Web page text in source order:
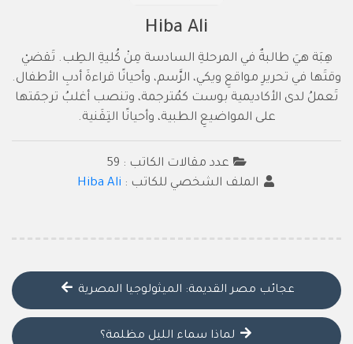
Hiba Ali
هِبَة هيَ طالبةٌ في المرحلةِ السادسة مِنْ كُليةِ الطِب. تَقضيْ
وقتَها في تحريرِ مواقعِ ويكي، الرَّسم، وأحيانًا قراءةَ أدبِ الأطفال.
تَعملُ لدى الأكاديمية بوست كمُترجمة، وتنصب أغلبُ ترجمَتها
على المواضيعِ الطبية، وأحيانًا التِقَنية.
عدد مقالات الكاتب : 59
الملف الشخصي للكاتب : Hiba Ali
عجائب مصر القديمة: الميثولوجيا المصرية
لماذا سماء الليل مظلمة؟